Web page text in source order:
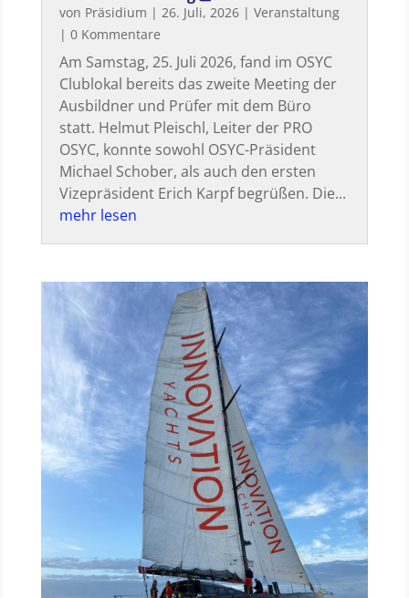
von Präsidium | 26. Juli, 2026| Veranstaltung
| 0 Kommentare
Am Samstag, 25. Juli 2026, fand im OSYC
Clublokal bereits das zweite Meeting der
Ausbildner und Prüfer mit dem Büro
statt. Helmut Pleischl, Leiter der PRO
OSYC, konnte sowohl OSYC-Präsident
Michael Schober, als auch den ersten
Vizepräsident Erich Karpf begrüßen. Die...
mehr lesen